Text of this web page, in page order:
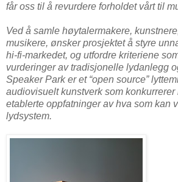
får oss til å revurdere forholdet vårt til
Ved å samle høytalermakere,
musikere, ønsker prosjektet å styre
hi-fi-markedet, og utfordre kriteriene
vurderinger av tradisjonelle lydanlegg
Speaker Park er et “open source”
audiovisuelt kunstverk som konkurrerer
etablerte oppfatninger av hva som kan
lydsystem.